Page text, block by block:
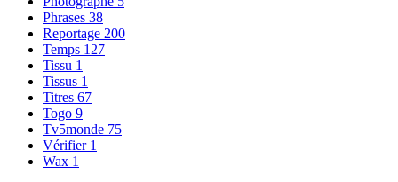
Phrases 38
Reportage 200
Temps 127
Tissu 1
Tissus 1
Titres 67
Togo 9
Tv5monde 75
Vérifier 1
Wax 1